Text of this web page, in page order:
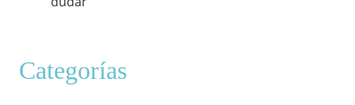
Categorías